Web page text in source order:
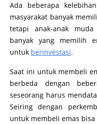
Ada beberapa
masyarakat banyak
tetapi anak-anak
banyak yang memilih
untuk berinvestasi.
Saat ini untuk membeli
berbeda dengan
seseorang harus
Seiring dengan
untuk membeli emas